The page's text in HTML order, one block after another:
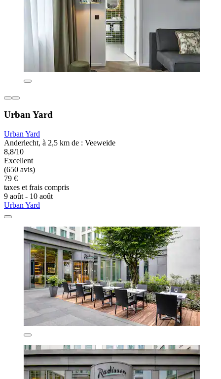
Urban Yard
Urban Yard
Anderlecht, à 2,5 km de : Veeweide
8,8/10
Excellent
(650 avis)
79 €
taxes et frais compris
9 août - 10 août
Urban Yard